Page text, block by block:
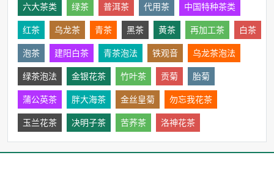
六大茶类 绿茶 普洱茶 代用茶
中国特种茶类
红茶
乌龙茶 青茶 黑茶 黄茶 再加工茶
白茶
泡茶
建阳白茶 青茶泡法 铁观音
乌龙茶泡法
绿茶泡法
金银花茶 竹叶茶 贡菊
胎菊
蒲公英茶
胖大海茶 金丝皇菊
勿忘我花茶
玉兰花茶
决明子茶 苦荞茶 洛神花茶